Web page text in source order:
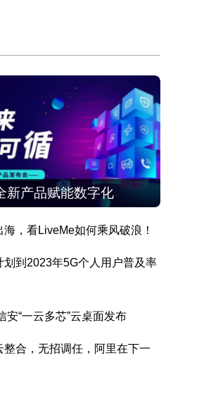
新产品赋能数字化
，看LiveMe如何乘风破浪！
划到2023年5G个人用户普及率
安“一云多芯”云桌面发布
整合，无招调任，阿里在下一